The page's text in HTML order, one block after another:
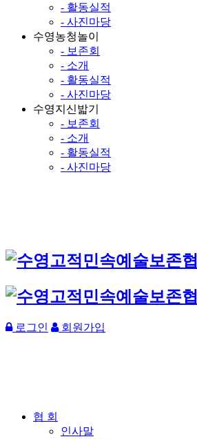
- 활동실적
- 사진마당
수영농청놀이
- 보존회
- 소개
- 활동실적
- 사진마당
수영지신밟기
- 보존회
- 소개
- 활동실적
- 사진마당
로그인 회원가입
협 회
인사말